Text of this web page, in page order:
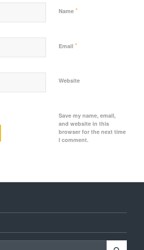
Name *
Email *
Website
Save my name, email,
and website in this
browser for the next time
I comment.